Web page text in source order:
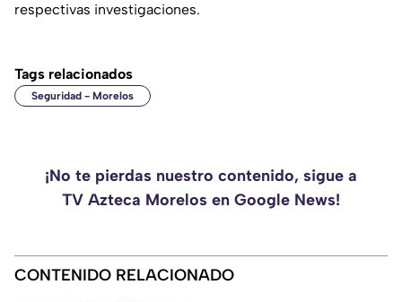
respectivas investigaciones.
Tags relacionados
Seguridad - Morelos
¡No te pierdas nuestro contenido, sigue a
TV Azteca Morelos en Google News!
CONTENIDO RELACIONADO